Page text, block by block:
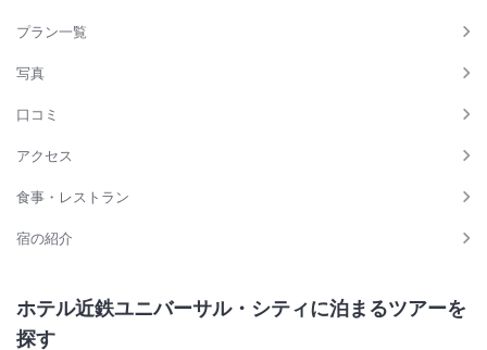
プラン一覧
写真
口コミ
アクセス
食事・レストラン
宿の紹介
ホテル近鉄ユニバーサル・シティに泊まるツアーを
探す